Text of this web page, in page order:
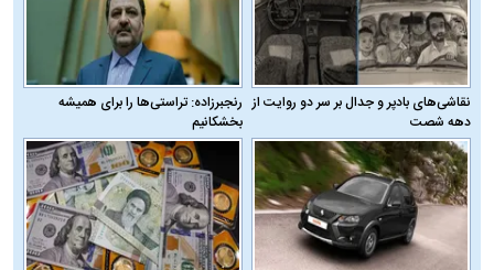
نقاشی‌های بادپر و جدال بر سر دو روایت از
دهه شصت
رنجبرزاده: تراستی‌ها را برای همیشه
بخشکانیم